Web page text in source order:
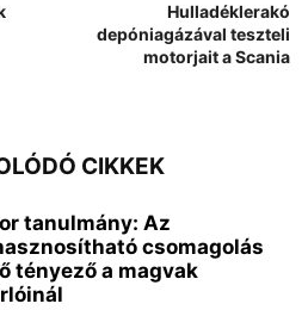
Hulladéklerakó
depóniagázával teszteli
motorjait a Scania
CIKKEK
tanulmány: Az
csomagolás
tényező a magvak